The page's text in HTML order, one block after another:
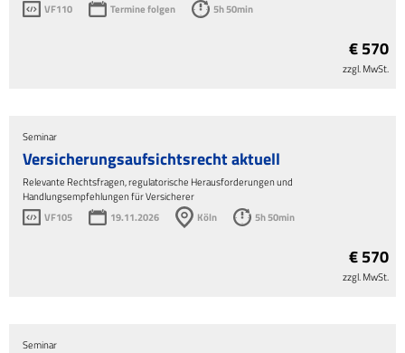
VF110
Termine folgen 5h 50min
€ 570
zzgl. MwSt.
Seminar
Versicherungsaufsichtsrecht aktuell
Relevante Rechtsfragen, regulatorische Herausforderungen und
Handlungsempfehlungen für Versicherer
VF105
19.11.2026 Köln 5h 50min
€ 570
zzgl. MwSt.
Seminar